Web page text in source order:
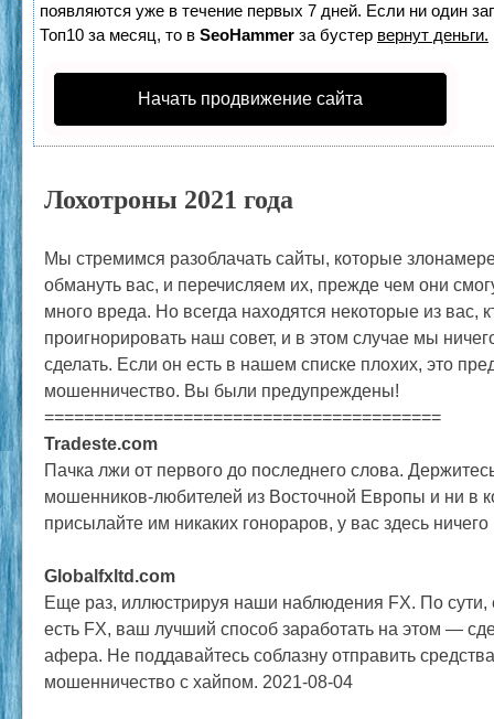
появляются уже в течение первых 7 дней. Если ни один
Топ10 за месяц, то в SeoHammer за бустер вернут деньги.
Начать продвижение сайта
Лохотроны 2021 года
Мы стремимся разоблачать сайты, которые
обмануть вас, и перечисляем их, прежде чем они
много вреда. Но всегда находятся некоторые из вас,
проигнорировать наш совет, и в этом случае мы
сделать. Если он есть в нашем списке плохих, это
мошенничество. Вы были предупреждены!
========================================
Tradeste.com
Пачка лжи от первого до последнего слова.
мошенников-любителей из Восточной Европы и ни в
присылайте им никаких гонораров, у вас здесь ничего
Globalfxltd.com
Еще раз, иллюстрируя наши наблюдения FX. По сути,
есть FX, ваш лучший способ заработать на этом —
афера. Не поддавайтесь соблазну отправить средства
мошенничество с хайпом. 2021-08-04